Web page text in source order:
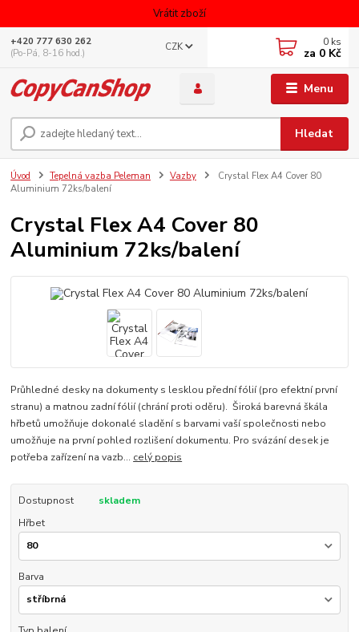
Vrátit zboží
Menu
CZK
Hledat
+420 777 630 262
(Po-Pá, 8-16 hod.)
0 ks
za 0 Kč
Úvod Tepelná vazba Peleman Vazby
Crystal Flex A4 Cover 80
Aluminium 72ks/balení
Crystal Flex A4 Cover 80
Aluminium 72ks/balení
Průhledné desky na dokumenty s lesklou přední fólií (pro efektní první
stranu) a matnou zadní fólií (chrání proti oděru). Široká barevná škála
hřbetů umožňuje dokonalé sladění s barvami vaší společnosti nebo
umožňuje na první pohled rozlišení dokumentu. Pro svázání desek je
potřeba zařízení na vazb... celý popis
Dostupnost
skladem
Hřbet
Barva